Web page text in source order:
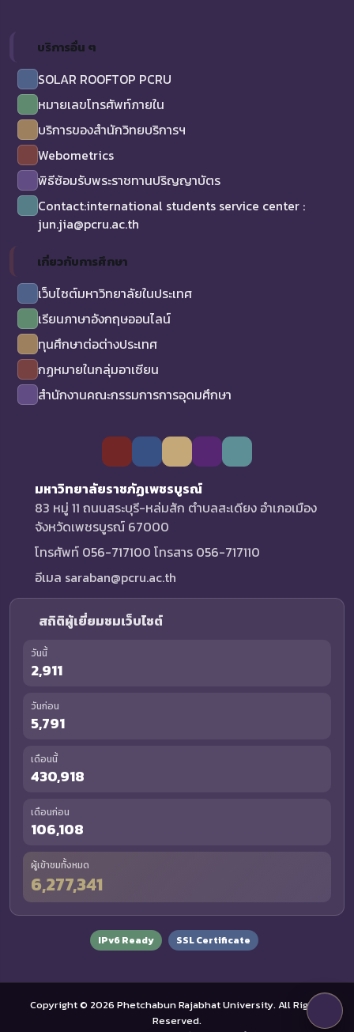
บริการอื่น ๆ
SOLAR ROOFTOP PCRU
หมายเลขโทรศัพท์ภายใน
บริการของสำนักวิทยบริการฯ
Webometrics
พิธีซ้อมรับพระราชทานปริญญาบัตร
Contact:international students service center :
jun.jia@pcru.ac.th
เกี่ยวกับการศึกษา
เว็บไซต์มหาวิทยาลัยในประเทศ
เรียนภาษาอังกฤษออนไลน์
ทุนศึกษาต่อต่างประเทศ
กฏหมายในกลุ่มอาเซียน
สำนักงานคณะกรรมการการอุดมศึกษา
มหาวิทยาลัยราชภัฏเพชรบูรณ์
83 หมู่ 11 ถนนสระบุรี-หล่มสัก ตำบลสะเดียง อำเภอเมือง
จังหวัดเพชรบูรณ์ 67000
โทรศัพท์ 056-717100 โทรสาร 056-717110
อีเมล saraban@pcru.ac.th
สถิติผู้เยี่ยมชมเว็บไซต์
วันนี้
2,911
วันก่อน
5,791
เดือนนี้
430,918
เดือนก่อน
106,108
ผู้เข้าชมทั้งหมด
6,277,341
IPv6 Ready SSL Certificate
Copyright © 2026 Phetchabun Rajabhat University. All Rights
Reserved.